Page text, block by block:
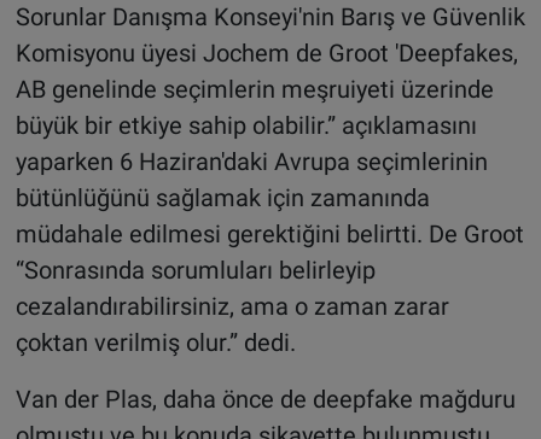
Sorunlar Danışma Konseyi'nin Barış ve Güvenlik
Komisyonu üyesi Jochem de Groot 'Deepfakes,
AB genelinde seçimlerin meşruiyeti üzerinde
büyük bir etkiye sahip olabilir.” açıklamasını
yaparken 6 Haziran'daki Avrupa seçimlerinin
bütünlüğünü sağlamak için zamanında
müdahale edilmesi gerektiğini belirtti. De Groot
“Sonrasında sorumluları belirleyip
cezalandırabilirsiniz, ama o zaman zarar
çoktan verilmiş olur.” dedi.
Van der Plas, daha önce de deepfake mağduru